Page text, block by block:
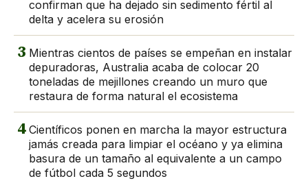
confirman que ha dejado sin sedimento fértil al
delta y acelera su erosión
3 Mientras cientos de países se empeñan en instalar
depuradoras, Australia acaba de colocar 20
toneladas de mejillones creando un muro que
restaura de forma natural el ecosistema
4 Científicos ponen en marcha la mayor estructura
jamás creada para limpiar el océano y ya elimina
basura de un tamaño al equivalente a un campo
de fútbol cada 5 segundos